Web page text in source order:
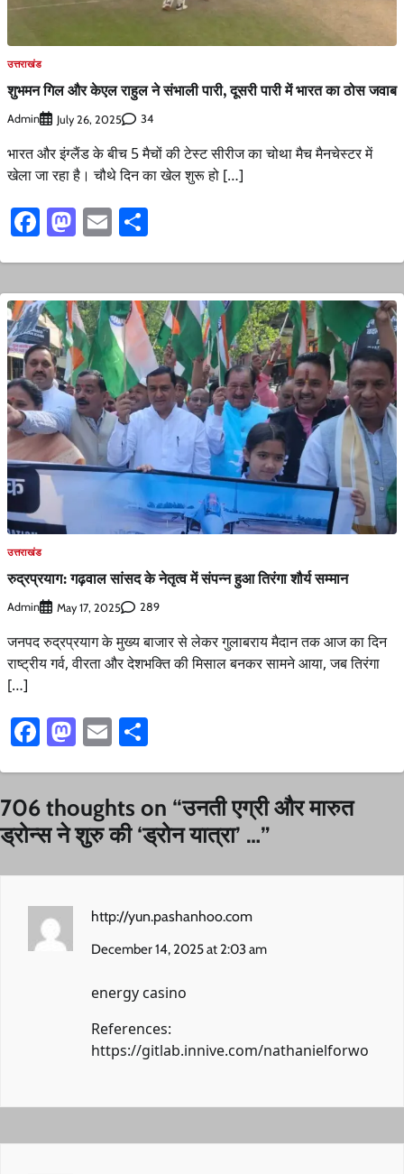
उत्तराखंड
शुभमन गिल और केएल राहुल ने संभाली पारी, दूसरी पारी में भारत का ठोस जवाब
Admin July 26, 2025 34
भारत और इंग्लैंड के बीच 5 मैचों की टेस्ट सीरीज का चोथा मैच मैनचेस्टर में
खेला जा रहा है। चौथे दिन का खेल शुरू हो […]
Facebook
Mastodon
Email
उत्तराखंड
रुद्रप्रयाग: गढ़वाल सांसद के नेतृत्व में संपन्न हुआ तिरंगा शौर्य सम्मान
Admin May 17, 2025 289
जनपद रुद्रप्रयाग के मुख्य बाजार से लेकर गुलाबराय मैदान तक आज का दिन
राष्ट्रीय गर्व, वीरता और देशभक्ति की मिसाल बनकर सामने आया, जब तिरंगा
[…]
Facebook
Mastodon
Email
706 thoughts on “उनती एग्री और मारुत
ड्रोन्स ने शुरु की ‘ड्रोन यात्रा’ …”
http://yun.pashanhoo.com
December 14, 2025 at 2:03 am
energy casino
References:
https://gitlab.innive.com/nathanielforwo